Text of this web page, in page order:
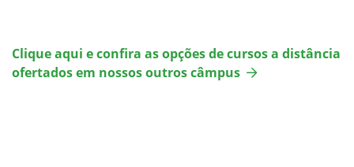
Clique aqui e confira as opções de cursos a distância
ofertados em nossos outros câmpus